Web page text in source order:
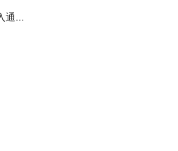
港股异动 | 真健康医疗-B(02697)涨超9% 公司聚焦经皮穿刺手术机器人 机构料其有望9月入通